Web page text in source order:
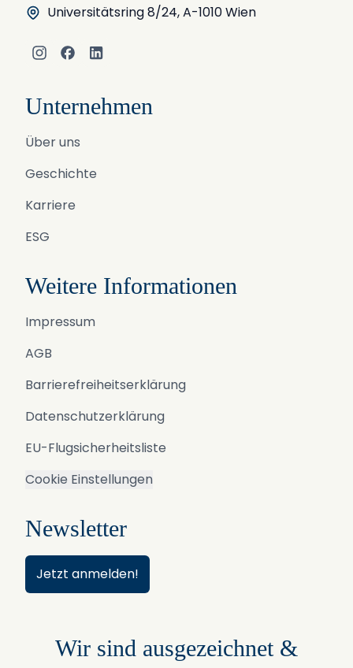
Universitätsring 8/24, A-1010 Wien
Instagram
Facebook
LinkedIn
Unternehmen
Über uns
Geschichte
Karriere
ESG
Weitere Informationen
Impressum
AGB
Barrierefreiheitserklärung
Datenschutzerklärung
EU-Flugsicherheitsliste
Cookie Einstellungen
Newsletter
Jetzt anmelden!
Wir sind ausgezeichnet &